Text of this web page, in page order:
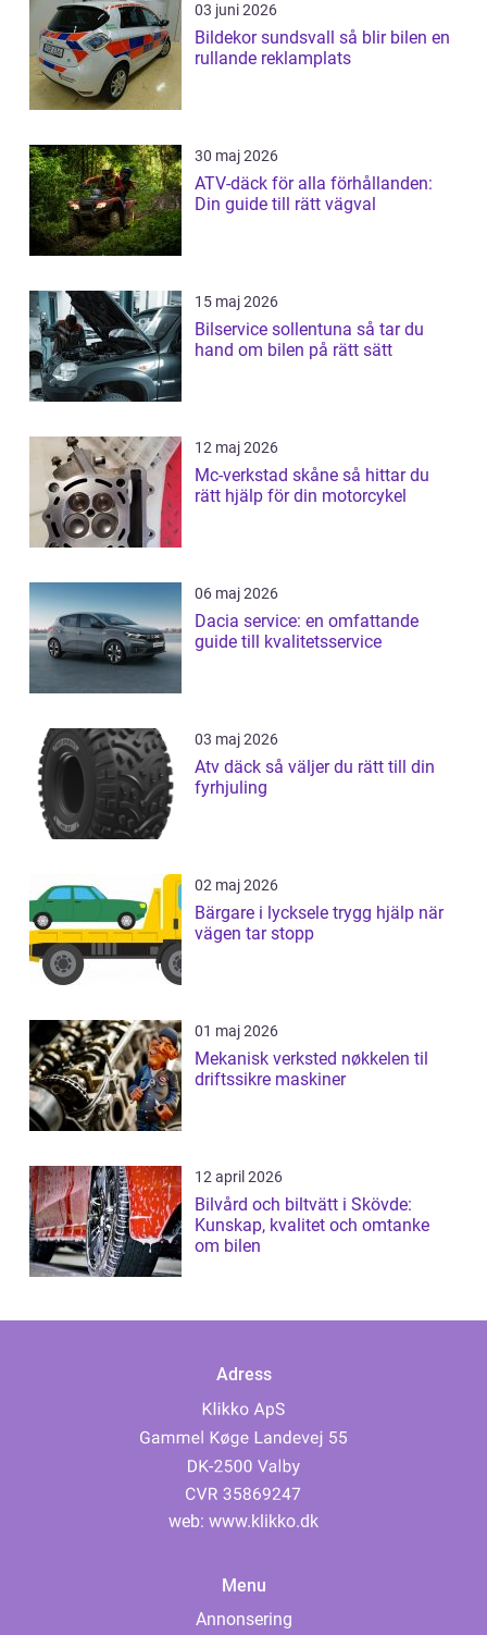
03 juni 2026
Bildekor sundsvall så blir bilen en
rullande reklamplats
30 maj 2026
ATV-däck för alla förhållanden:
Din guide till rätt vägval
15 maj 2026
Bilservice sollentuna så tar du
hand om bilen på rätt sätt
12 maj 2026
Mc-verkstad skåne så hittar du
rätt hjälp för din motorcykel
06 maj 2026
Dacia service: en omfattande
guide till kvalitetsservice
03 maj 2026
Atv däck så väljer du rätt till din
fyrhjuling
02 maj 2026
Bärgare i lycksele trygg hjälp när
vägen tar stopp
01 maj 2026
Mekanisk verksted nøkkelen til
driftssikre maskiner
12 april 2026
Bilvård och biltvätt i Skövde:
Kunskap, kvalitet och omtanke
om bilen
Adress
web: www.klikko.dk
Menu
Annonsering